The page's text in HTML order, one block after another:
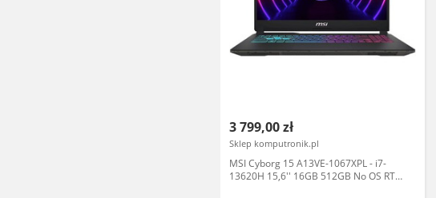
3 799,00 zł
Sklep komputronik.pl
MSI Cyborg 15 A13VE-1067XPL - i7-
13620H 15,6'' 16GB 512GB No OS RTX